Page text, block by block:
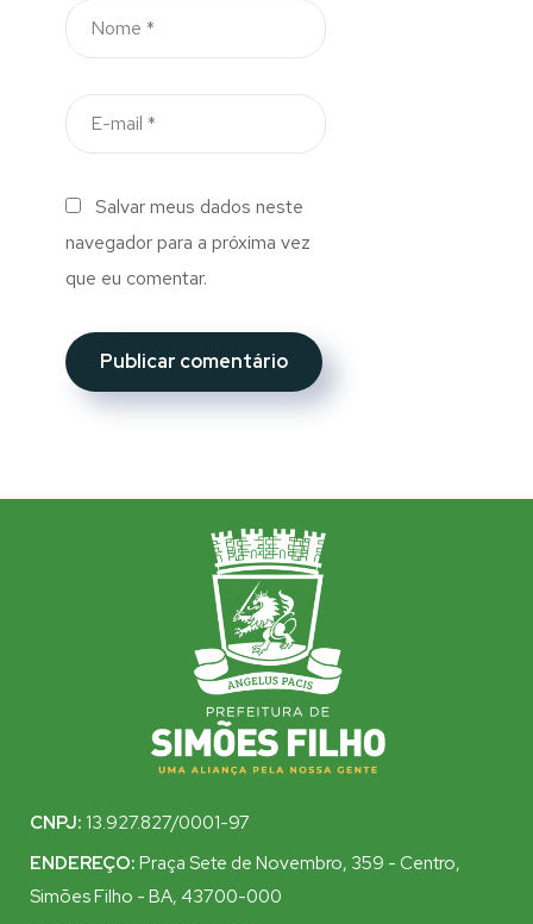
Salvar meus dados neste
navegador para a próxima vez
que eu comentar.
CNPJ: 13.927.827/0001-97
ENDEREÇO: Praça Sete de Novembro, 359 - Centro,
Simões Filho - BA, 43700-000